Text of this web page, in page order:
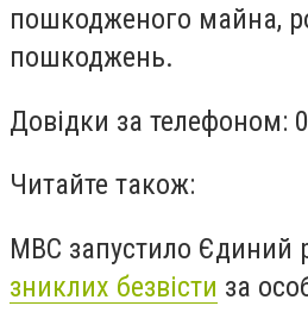
пошкодженого майна,
пошкоджень.
Довідки за телефоном:
Читайте також:
МВС запустило Єдиний
зниклих безвісти за